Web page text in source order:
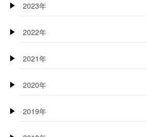
2023年
2022年
2021年
2020年
2019年